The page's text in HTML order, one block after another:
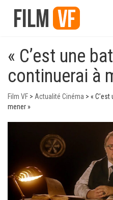
« C’est une
continuerai à
Film VF > Actualité Cinéma > «
mener »